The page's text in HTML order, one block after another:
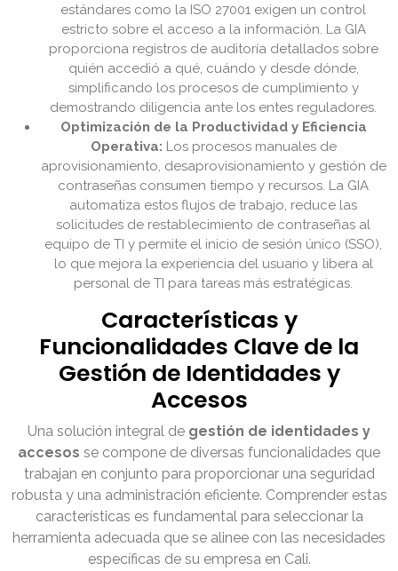
estándares como la ISO 27001 exigen un control
estricto sobre el acceso a la información. La GIA
proporciona registros de auditoría detallados sobre
quién accedió a qué, cuándo y desde dónde,
simplificando los procesos de cumplimiento y
demostrando diligencia ante los entes reguladores.
Optimización de la Productividad y Eficiencia
Operativa: Los procesos manuales de
aprovisionamiento, desaprovisionamiento y gestión de
contraseñas consumen tiempo y recursos. La GIA
automatiza estos flujos de trabajo, reduce las
solicitudes de restablecimiento de contraseñas al
equipo de TI y permite el inicio de sesión único (SSO),
lo que mejora la experiencia del usuario y libera al
personal de TI para tareas más estratégicas.
Características y
Funcionalidades Clave de la
Gestión de Identidades y
Accesos
Una solución integral de gestión de identidades y
accesos se compone de diversas funcionalidades que
trabajan en conjunto para proporcionar una seguridad
robusta y una administración eficiente. Comprender estas
características es fundamental para seleccionar la
herramienta adecuada que se alinee con las necesidades
específicas de su empresa en Cali.